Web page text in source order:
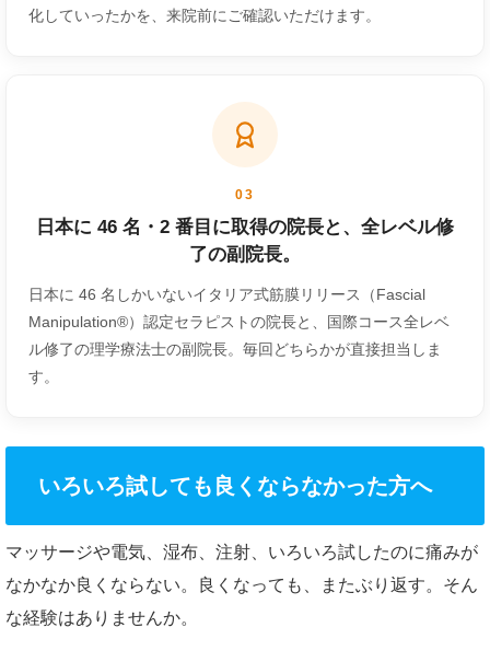
化していったかを、来院前にご確認いただけます。
03
日本に 46 名・2 番目に取得の院長と、全レベル修
了の副院長。
日本に 46 名しかいないイタリア式筋膜リリース（Fascial
Manipulation®）認定セラピストの院長と、国際コース全レベ
ル修了の理学療法士の副院長。毎回どちらかが直接担当しま
す。
いろいろ試しても良くならなかった方へ
マッサージや電気、湿布、注射、いろいろ試したのに痛みが
なかなか良くならない。良くなっても、またぶり返す。そん
な経験はありませんか。